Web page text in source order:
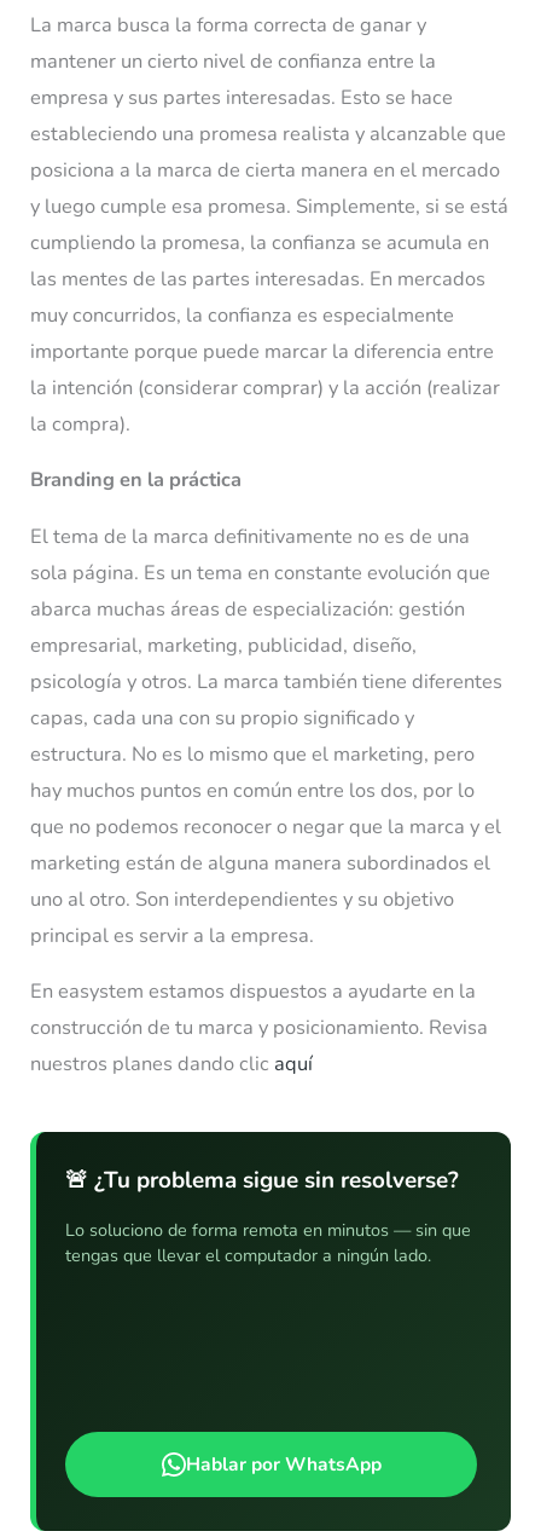
La marca busca la forma correcta de ganar y
mantener un cierto nivel de confianza entre la
empresa y sus partes interesadas. Esto se hace
estableciendo una promesa realista y alcanzable que
posiciona a la marca de cierta manera en el mercado
y luego cumple esa promesa. Simplemente, si se está
cumpliendo la promesa, la confianza se acumula en
las mentes de las partes interesadas. En mercados
muy concurridos, la confianza es especialmente
importante porque puede marcar la diferencia entre
la intención (considerar comprar) y la acción (realizar
la compra).
Branding en la práctica
El tema de la marca definitivamente no es de una
sola página. Es un tema en constante evolución que
abarca muchas áreas de especialización: gestión
empresarial, marketing, publicidad, diseño,
psicología y otros. La marca también tiene diferentes
capas, cada una con su propio significado y
estructura. No es lo mismo que el marketing, pero
hay muchos puntos en común entre los dos, por lo
que no podemos reconocer o negar que la marca y el
marketing están de alguna manera subordinados el
uno al otro. Son interdependientes y su objetivo
principal es servir a la empresa.
En easystem estamos dispuestos a ayudarte en la
construcción de tu marca y posicionamiento. Revisa
nuestros planes dando clic aquí
🚨 ¿Tu problema sigue sin resolverse?
Lo soluciono de forma remota en minutos — sin que
tengas que llevar el computador a ningún lado.
Hablar por WhatsApp